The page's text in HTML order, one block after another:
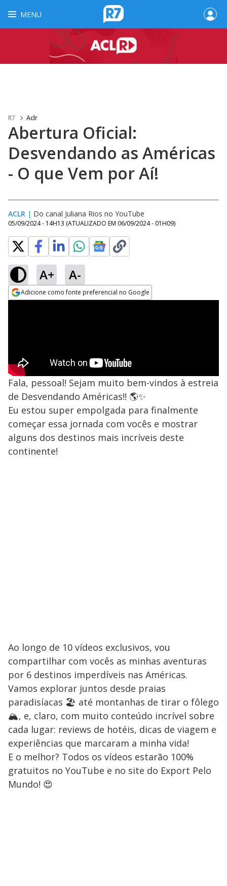
MENU
R7 Aclr
Abertura Oficial:
Desvendando as Américas
- O que Vem por Aí!
ACLR | Do canal Juliana Rios no YouTube
05/09/2024 - 14H13 (ATUALIZADO EM 06/09/2024 - 01H09)
A+ A-
Adicione como fonte preferencial no Google
Fala, pessoal! Sejam muito bem-vindos à estreia
de Desvendando Américas!! 🌎✨
Eu estou super empolgada para finalmente
começar essa jornada com vocês e mostrar
alguns dos destinos mais incríveis deste
continente!
Ao longo de 10 vídeos exclusivos, vou
compartilhar com vocês as minhas aventuras
por 6 destinos imperdíveis nas Américas.
Vamos explorar juntos desde praias
paradisíacas 🏖️ até montanhas de tirar o fôlego
🏔️, e, claro, com muito conteúdo incrível sobre
cada lugar: reviews de hotéis, dicas de viagem e
experiências que marcaram a minha vida!
E o melhor? Todos os vídeos estarão 100%
gratuitos no YouTube e no site do Export Pelo
Mundo! 😍